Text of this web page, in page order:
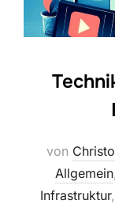
von
Allgemein,
Infrastruktur,